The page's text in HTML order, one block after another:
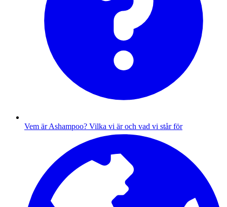
Vem är Ashampoo? Vilka vi är och vad vi står för